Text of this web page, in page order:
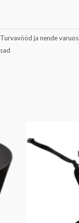
Turvavööd ja nende